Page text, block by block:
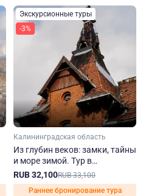
Экскурсионные туры
-3%
Калининградская область
Из глубин веков: замки, тайны
и море зимой. Тур в
Калининград
RUB 32,100RUB 33,100
Раннее бронирование тура